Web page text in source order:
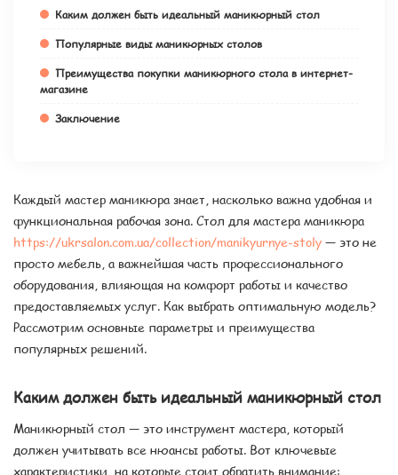
Каким должен быть идеальный маникюрный стол
Популярные виды маникюрных столов
Преимущества покупки маникюрного стола в интернет-
магазине
Заключение
Каждый мастер маникюра знает, насколько важна удобная и
функциональная рабочая зона. Стол для мастера маникюра
https://ukrsalon.com.ua/collection/manikyurnye-stoly — это не
просто мебель, а важнейшая часть профессионального
оборудования, влияющая на комфорт работы и качество
предоставляемых услуг. Как выбрать оптимальную модель?
Рассмотрим основные параметры и преимущества
популярных решений.
Каким должен быть идеальный маникюрный стол
Маникюрный стол — это инструмент мастера, который
должен учитывать все нюансы работы. Вот ключевые
характеристики, на которые стоит обратить внимание: